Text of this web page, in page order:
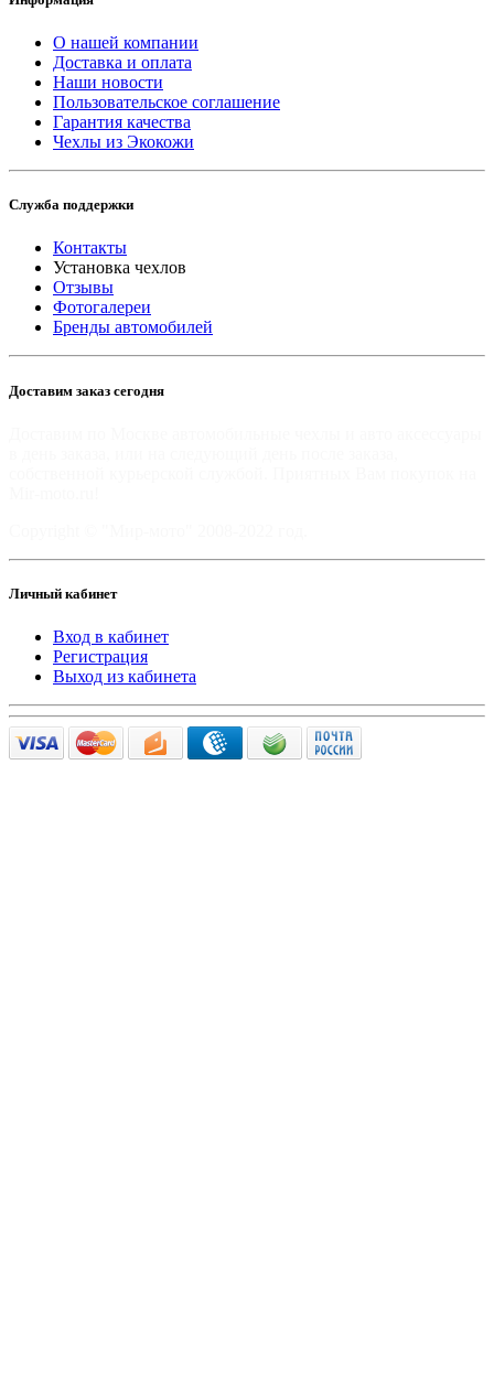
О нашей компании
Доставка и оплата
Наши новости
Пользовательское соглашение
Гарантия качества
Чехлы из Экокожи
Служба поддержки
Контакты
Установка чехлов
Отзывы
Фотогалереи
Бренды автомобилей
Доставим заказ сегодня
Личный кабинет
Вход в кабинет
Регистрация
Выход из кабинета